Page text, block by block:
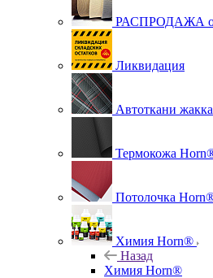
РАСПРОДАЖА
Ликвидация
Автоткани
Термокожа
Потолочка
Химия Horn®
Назад
Химия Horn®